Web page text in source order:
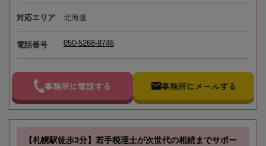
対応エリア 北海道
電話番号 050-5268-8746
事務所に電話する 事務所にメールする
【札幌駅徒歩3分】若手税理士が次世代の相続までサポー